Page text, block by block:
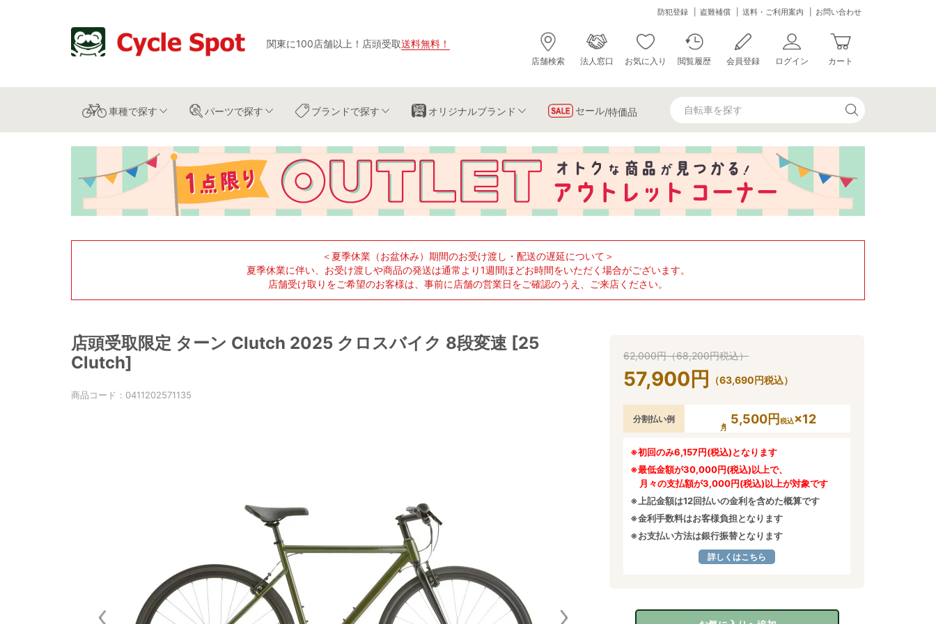
関東に100店舗以上 ！ 店頭受取送料無料 ！
防犯登録 盗難補償 送料・ご利用案内 お問い合わせ
店舗検索 法人窓口 お気に入り 閲覧履歴 会員登録 ログイン カート
車種で探す パーツで探す ブランドで探す オリジナルブランド セール/特価品
＜夏季休業（お盆休み）期間のお受け渡し・配送の遅延について＞
夏季休業に伴い、お受け渡しや商品の発送は通常より1週間ほどお時間をいただく場合がございます。
店舗受け取りをご希望のお客様は、事前に店舗の営業日をご確認のうえ、ご来店ください。
店頭受取限定 ターン Clutch 2025 クロスバイク 8段変速 [25
Clutch]
商品コード： 0411202571135
62,000円（68,200円税込）
57,900 円 （63,690円税込）
分割払い例 5,500円税込×12
※初回のみ6,157円(税込)となります
※最低金額が30,000円(税込)以上で、
月々の支払額が3,000円(税込)以上が対象です
※上記金額は12回払いの金利を含めた概算です
※金利手数料はお客様負担となります
※お支払い方法は銀行振替となります
詳しくはこちら